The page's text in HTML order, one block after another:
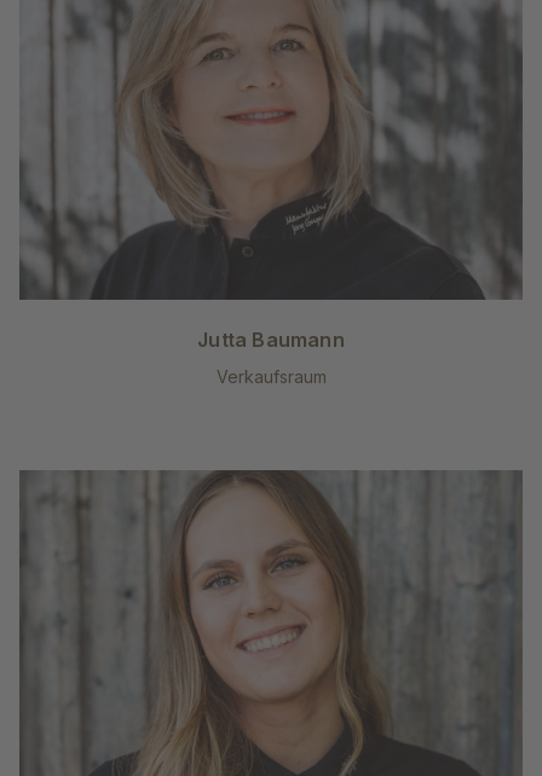
Jutta Baumann
Verkaufsraum